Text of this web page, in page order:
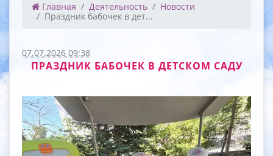
Главная Деятельность
Новости
Праздник бабочек в дет...
07.07.2026 09:38
ПРАЗДНИК БАБОЧЕК В ДЕТСКОМ САДУ